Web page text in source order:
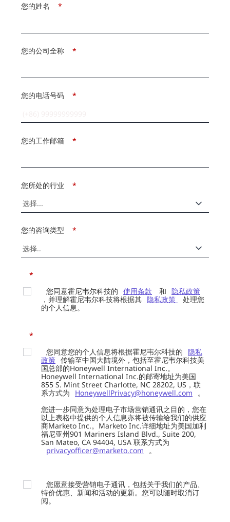
*
您的姓名
*
您的公司全称
*
您的电话号码
*
您的工作邮箱
*
您所处的行业
*
您的咨询类型
*
您同意霍尼韦尔科技的 使用条款 和 隐私政策
，并理解霍尼韦尔科技将根据其 隐私政策
处理您
的个人信息。
*
您同意您的个人信息将根据霍尼韦尔科技的 隐私
政策 传输至中国大陆境外，包括至霍尼韦尔科技美
国总部的Honeywell International Inc.。
Honeywell International Inc.的邮寄地址为美国
855 S. Mint Street Charlotte, NC 28202, US，联
系方式为
HoneywellPrivacy@honeywell.com
。
您进一步同意为处理电子市场营销通讯之目的，您在
以上表格中提供的个人信息亦将被传输给我们的供应
商Marketo Inc.。Marketo Inc.详细地址为美国加利
福尼亚州901 Mariners Island Blvd., Suite 200,
San Mateo, CA 94404, USA 联系方式为
privacyofficer@marketo.com
。
您愿意接受营销电子通讯，包括关于我们的产品、
特价优惠、新闻和活动的更新。您可以随时取消订
阅。